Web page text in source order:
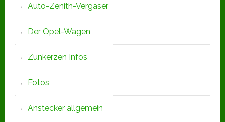
Auto-Zenith-Vergaser
Der Opel-Wagen
Zünkerzen Infos
Fotos
Anstecker allgemein